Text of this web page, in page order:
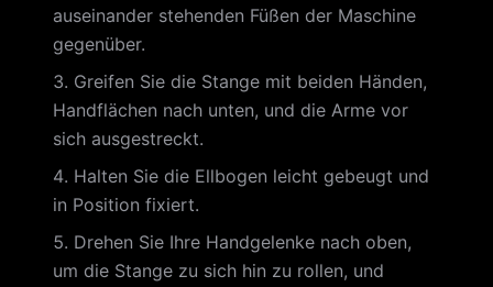
auseinander stehenden Füßen der Maschine
gegenüber.
Greifen Sie die Stange mit beiden Händen,
Handflächen nach unten, und die Arme vor
sich ausgestreckt.
Halten Sie die Ellbogen leicht gebeugt und
in Position fixiert.
Drehen Sie Ihre Handgelenke nach oben,
um die Stange zu sich hin zu rollen, und